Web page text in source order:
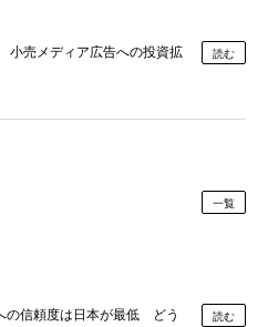
売メディア広告への投資拡
読む
一覧
の信頼度は日本が最低 どう
読む